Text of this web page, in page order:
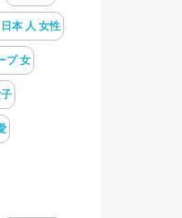
本 人 女性
プ 女